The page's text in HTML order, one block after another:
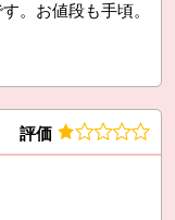
。お値段も手頃。
評価